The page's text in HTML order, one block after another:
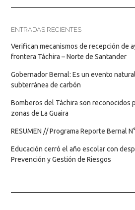
ENTRADAS RECIENTES
Verifican mecanismos de recepción de
frontera Táchira – Norte de Santander
Gobernador Bernal: Es un evento
subterránea de carbón
Bomberos del Táchira son reconocidos
zonas de La Guaira
RESUMEN // Programa Reporte Bernal
Educación cerró el año escolar con
Prevención y Gestión de Riesgos